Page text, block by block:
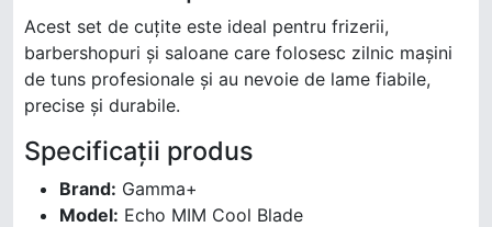
Acest set de cuțite este ideal pentru frizerii,
barbershopuri și saloane care folosesc zilnic mașini
de tuns profesionale și au nevoie de lame fiabile,
precise și durabile.
Specificații produs
Brand: Gamma+
Model: Echo MIM Cool Blade